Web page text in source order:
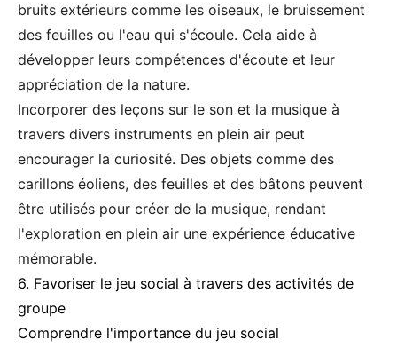
bruits extérieurs comme les oiseaux, le bruissement
des feuilles ou l'eau qui s'écoule. Cela aide à
développer leurs compétences d'écoute et leur
appréciation de la nature.
Incorporer des leçons sur le son et la musique à
travers divers instruments en plein air peut
encourager la curiosité. Des objets comme des
carillons éoliens, des feuilles et des bâtons peuvent
être utilisés pour créer de la musique, rendant
l'exploration en plein air une expérience éducative
mémorable.
6. Favoriser le jeu social à travers des activités de
groupe
Comprendre l'importance du jeu social